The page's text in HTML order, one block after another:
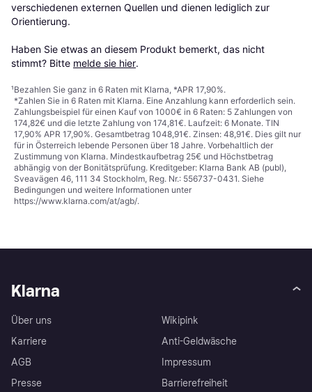
verschiedenen externen Quellen und dienen lediglich zur
Orientierung.
Haben Sie etwas an diesem Produkt bemerkt, das nicht
stimmt? Bitte melde sie hier.
¹Bezahlen Sie ganz in 6 Raten mit Klarna, *APR 17,90%.
*Zahlen Sie in 6 Raten mit Klarna. Eine Anzahlung kann erforderlich sein.
Zahlungsbeispiel für einen Kauf von 1000€ in 6 Raten: 5 Zahlungen von
174,82€ und die letzte Zahlung von 174,81€. Laufzeit: 6 Monate. TIN
17,90% APR 17,90%. Gesamtbetrag 1048,91€. Zinsen: 48,91€. Dies gilt nur
für in Österreich lebende Personen über 18 Jahre. Vorbehaltlich der
Zustimmung von Klarna. Mindestkaufbetrag 25€ und Höchstbetrag
abhängig von der Bonitätsprüfung. Kreditgeber: Klarna Bank AB (publ),
Sveavägen 46, 111 34 Stockholm, Reg. Nr.: 556737-0431. Siehe
Bedingungen und weitere Informationen unter
https://www.klarna.com/at/agb/.
Klarna
Über uns
Karriere
AGB
Presse
Wikipink
Anti-Geldwäsche
Impressum
Barrierefreiheit